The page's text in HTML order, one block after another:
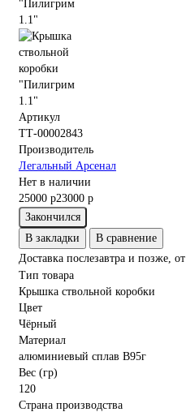
Артикул
ТТ-00002843
Производитель
Легальный Арсенал
Нет в наличии
25000 р23000 р
Закончился
В закладки
В сравнение
Доставка послезавтра и позже, от
Тип товара
Крышка ствольной коробки
Цвет
Чёрный
Материал
алюминиевый сплав В95г
Вес (гр)
120
Страна производства